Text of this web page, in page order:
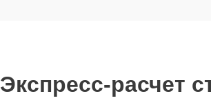
Экспресс-расчет